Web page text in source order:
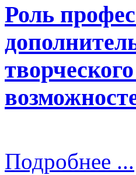
Роль
Подробнее ...